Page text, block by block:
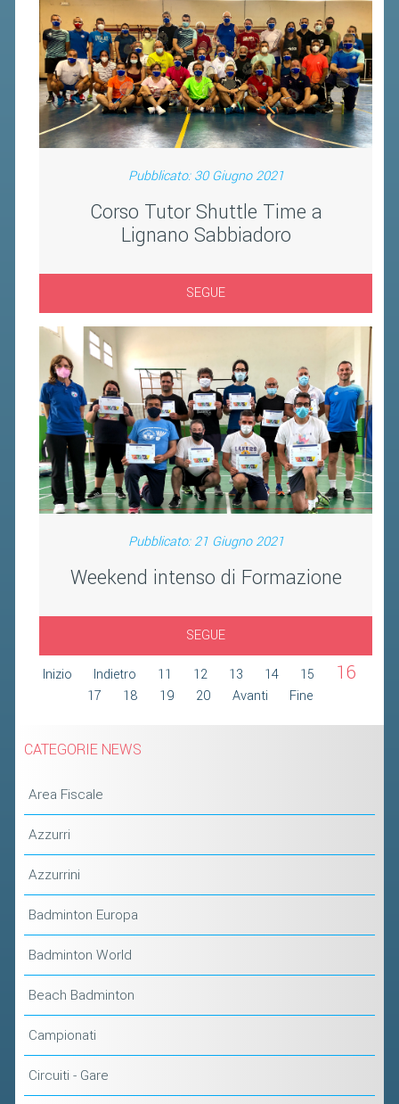
Pubblicato: 30 Giugno 2021
Corso Tutor Shuttle Time a
Lignano Sabbiadoro
SEGUE
Pubblicato: 21 Giugno 2021
Weekend intenso di Formazione
SEGUE
Inizio Indietro 11 12 13 14 15 16
17 18 19 20 Avanti Fine
CATEGORIE NEWS
Area Fiscale
Azzurri
Azzurrini
Badminton Europa
Badminton World
Beach Badminton
Campionati
Circuiti - Gare
BANDI DI GARA E CONTRATTI
WHISTLEBLOWING
SPORTELLO FISCALE
NOVITÀ FISCALI
DOCUMENTI E APPROFONDIMENTI
AIRBADMINTON
TAPPE REGIONALI AIRBADMINTON
PICKLEBALL
FIBA PICKLEBALL TOUR
CLASSIFICHE PICKLEBALL
BANDI PUBBLICI
RIVISTA BADMANIA
2023
2019